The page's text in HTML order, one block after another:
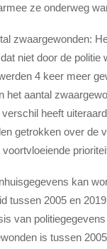
ze onderweg
zwaargewonden:
niet door de politie
4 keer meer
het aantal
heeft
getrokken over de
kan
tussen 2005 en
van
is tussen